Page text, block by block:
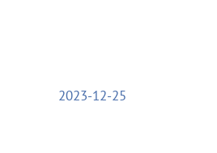
2023-12-25